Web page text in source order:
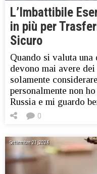
L’Imbattibile
in più per
Sicuro
Quando si valuta una
devono mai avere
solamente
personalmente non
Russia e mi guardo
0
Settembre 21, 2024